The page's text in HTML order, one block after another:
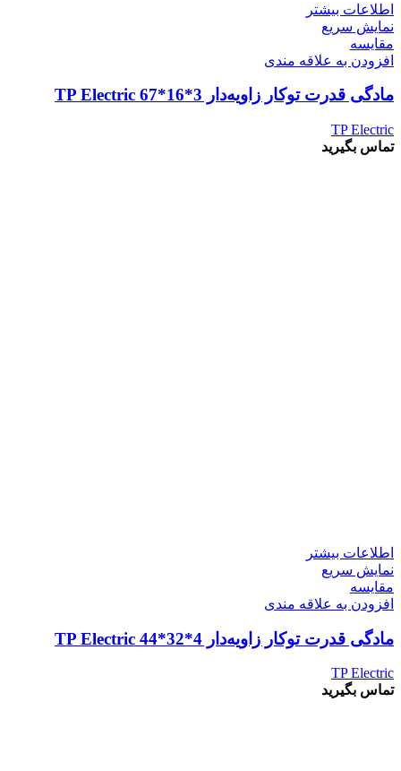
اطلاعات بیشتر
نمایش سریع
مقايسه
افزودن به علاقه مندی
مادگی قدرت توکار زاویه‌دار 3*16*67 TP Electric
TP Electric
تماس بگیرید
اطلاعات بیشتر
نمایش سریع
مقايسه
افزودن به علاقه مندی
مادگی قدرت توکار زاویه‌دار 4*32*44 TP Electric
TP Electric
تماس بگیرید